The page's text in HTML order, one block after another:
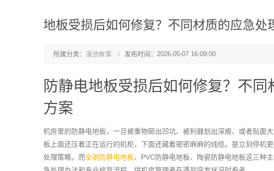
地板受损后如何修复？不同材质的应急处
所属分类： 漫池故事 发布时间：2026-05-07 16:09:00
防静电地板受损后如何修复？不
方案
机房里的防静电地板，一旦被重物砸出凹坑、被利器划出深痕、或者贴
板上面还压着正在运行的机柜，下面还藏着密密麻麻的线缆。是立刻停机
处理策略，而全钢防静电地板、PVC防静电地板、陶瓷防静电地板这三种